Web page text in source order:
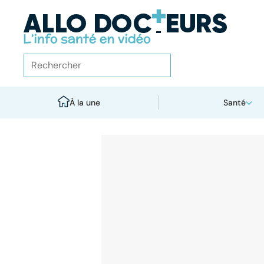
À la une Santé